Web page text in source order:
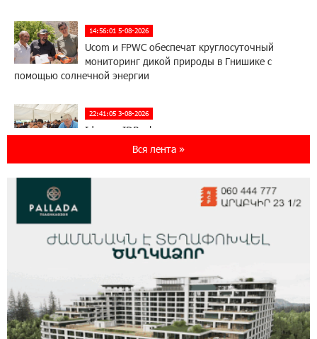
14:56:01 5-08-2026
Ucom и FPWC обеспечат круглосуточный
мониторинг дикой природы в Гнишике с
помощью солнечной энергии
22:41:05 3-08-2026
Idram и IDBank - рядом со стартапами на
Seaside Startup Summit
В мобильном приложении Юнибанка теперь
imID
«Бесплатные бонусы в играх»: IDBank
предупреждает о кибератаках на школьников
11:21:15 31-07-2026
Вся лента »